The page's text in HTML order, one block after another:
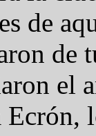
de
de
el